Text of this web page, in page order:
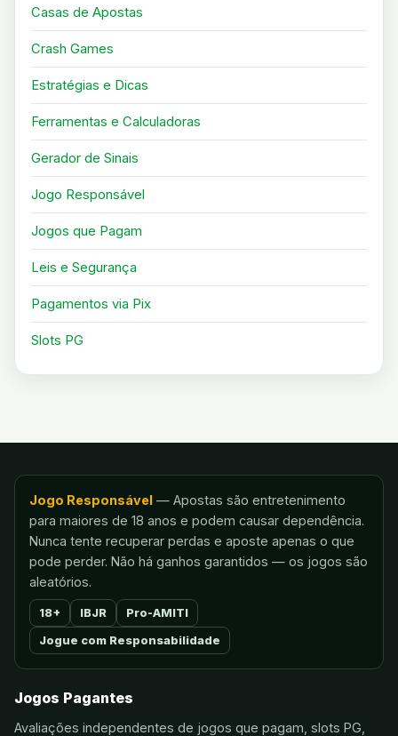
Casas de Apostas
Crash Games
Estratégias e Dicas
Ferramentas e Calculadoras
Gerador de Sinais
Jogo Responsável
Jogos que Pagam
Leis e Segurança
Pagamentos via Pix
Slots PG
Jogo Responsável — Apostas são entretenimento
para maiores de 18 anos e podem causar dependência.
Nunca tente recuperar perdas e aposte apenas o que
pode perder. Não há ganhos garantidos — os jogos são
aleatórios.
18+ IBJR Pro-AMITI
Jogue com Responsabilidade
Jogos Pagantes
Avaliações independentes de jogos que pagam, slots PG,